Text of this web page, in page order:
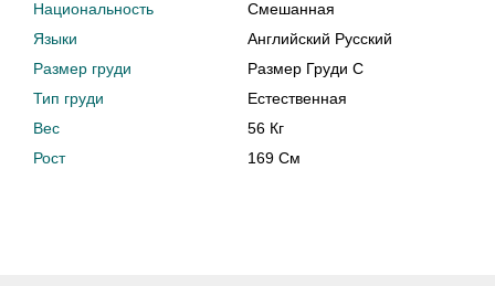
Национальность
Смешанная
Языки
Английский Русский
Размер груди
Размер Груди C
Тип груди
Естественная
Вес
56 Кг
Рост
169 См